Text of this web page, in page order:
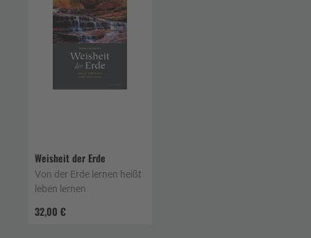
Weisheit der Erde
32,00 €
Von der Erde lernen heißt
leben lernen